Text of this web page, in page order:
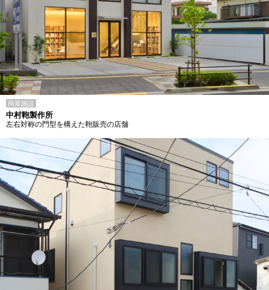
商業施設
中村鞄製作所
左右対称の門型を構えた鞄販売の店舗